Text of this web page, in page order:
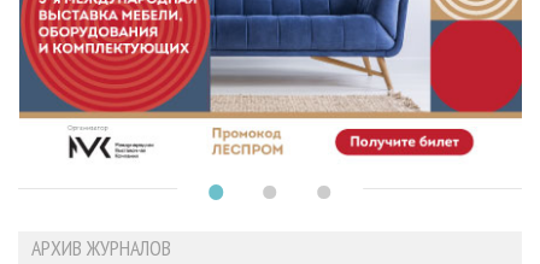
АРХИВ ЖУРНАЛОВ